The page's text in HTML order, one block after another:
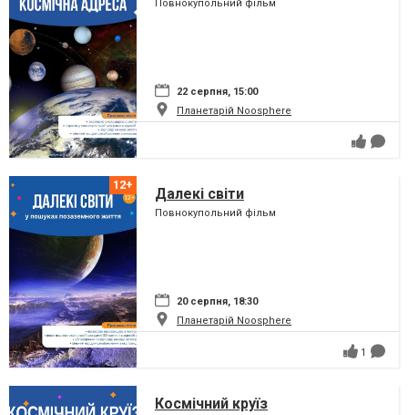
Повнокупольний фільм
22 серпня, 15:00
Планетарій Noosphere
Далекі світи
Повнокупольний фільм
20 серпня, 18:30
Планетарій Noosphere
1
Космічний круїз